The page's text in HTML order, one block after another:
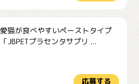
愛猫が食べやすいペーストタイプ
「JBPETプラセンタサプリ ...
応募する